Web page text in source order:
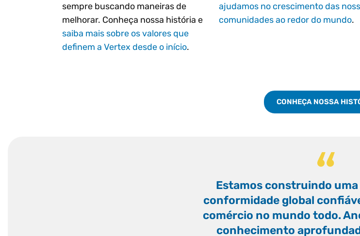
sempre buscando maneiras de
melhorar. Conheça nossa história e
saiba mais sobre os valores que
definem a Vertex desde o início.
ajudamos no crescimento das
comunidades ao redor do mundo.
CONHEÇA NOSSA
“
Estamos construindo
conformidade global
comércio no mundo todo.
conhecimento